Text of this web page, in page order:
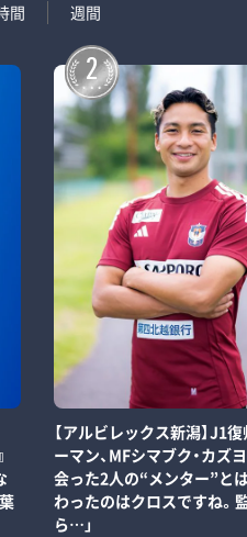
間 週間
2
【アルビレックス新潟】J1
ーマン、MFシマブク・カズ
会った2人の“メンター”とは
わったのはクロスですね。
ら…」